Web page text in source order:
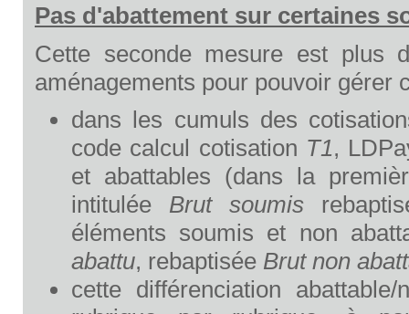
Pas d'abattement sur certaines
Cette seconde mesure est plus
aménagements pour pouvoir gérer
dans les cumuls des
code calcul cotisation T1,
et abattables (dans la
intitulée Brut soumis
éléments soumis et non
abattu, rebaptisée Brut non
cette différenciation